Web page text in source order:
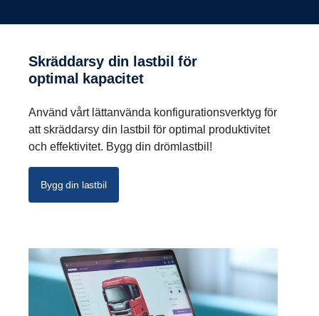
Skräddarsy din lastbil för
optimal kapacitet
Använd vårt lättanvända konfigurationsverktyg för
att skräddarsy din lastbil för optimal produktivitet
och effektivitet. Bygg din drömlastbil!
Bygg din lastbil